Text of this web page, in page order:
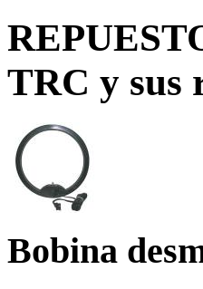
TRC y sus
Bobina